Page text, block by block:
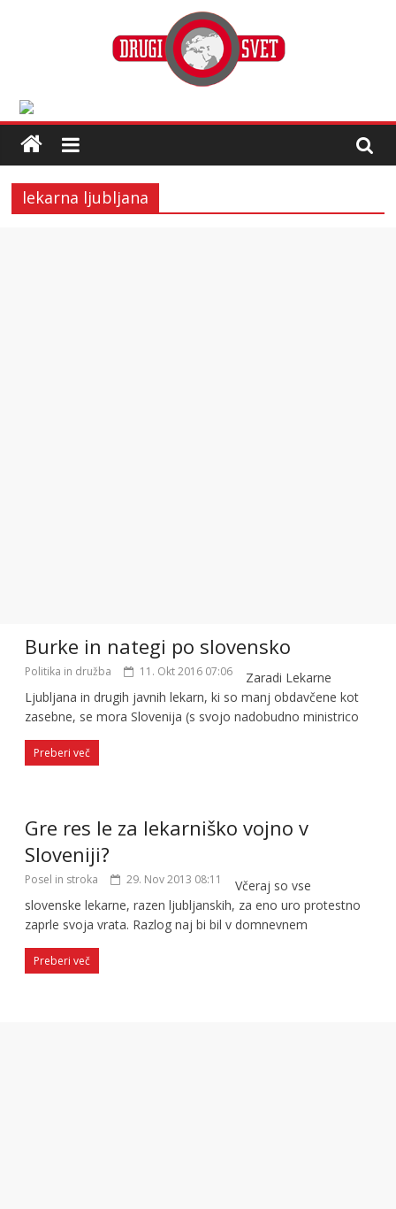
lekarna ljubljana
Burke in nategi po slovensko
Politika in družba 11. Okt 2016 07:06
Zaradi Lekarne
Ljubljana in drugih javnih lekarn, ki so manj obdavčene kot
zasebne, se mora Slovenija (s svojo nadobudno ministrico
Preberi več
Gre res le za lekarniško vojno v
Sloveniji?
Posel in stroka 29. Nov 2013 08:11
Včeraj so vse
slovenske lekarne, razen ljubljanskih, za eno uro protestno
zaprle svoja vrata. Razlog naj bi bil v domnevnem
Preberi več